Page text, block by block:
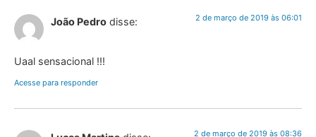
João Pedro disse: 2 de março de 2019 às 06:01
Uaal sensacional !!!
Acesse para responder
2 de março de 2019 às 08:36